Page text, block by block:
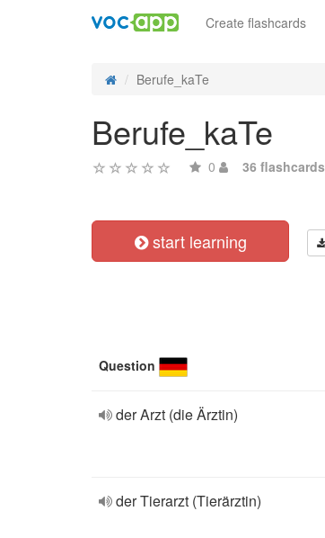
Create flashcards
Berufe_kaTe
Berufe_kaTe
0 36 flashcards
start learning
Question
der Arzt (die Ärztin)
der Tierarzt (Tierärztin)